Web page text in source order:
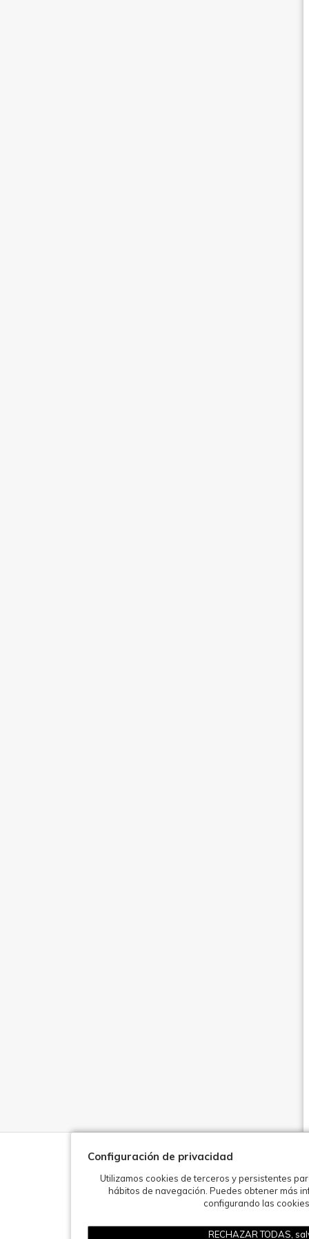
Configuración de privacidad
Utilizamos cookies de terceros y persistentes
hábitos de navegación. Puedes obtener más
configurando las
RECHAZAR TODAS,